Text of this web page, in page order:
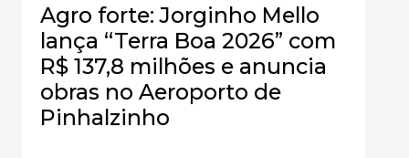
Agro forte: Jorginho Mello
lança “Terra Boa 2026” com
R$ 137,8 milhões e anuncia
obras no Aeroporto de
Pinhalzinho